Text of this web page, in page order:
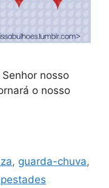
nosso
o nosso
, guarda-chuva,